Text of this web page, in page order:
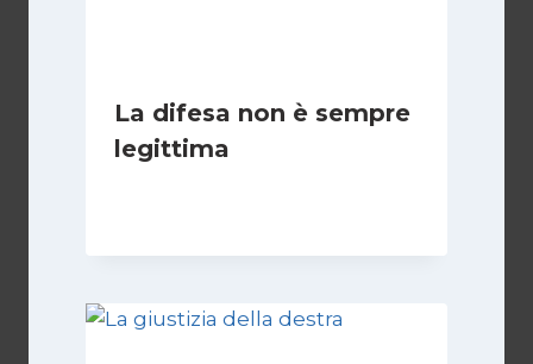
La difesa non è sempre
legittima